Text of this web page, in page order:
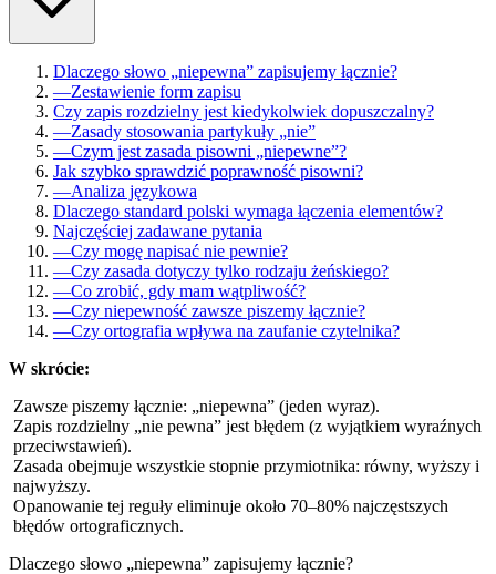
Dlaczego słowo „niepewna” zapisujemy łącznie?
—Zestawienie form zapisu
Czy zapis rozdzielny jest kiedykolwiek dopuszczalny?
—Zasady stosowania partykuły „nie”
—Czym jest zasada pisowni „niepewne”?
Jak szybko sprawdzić poprawność pisowni?
—Analiza językowa
Dlaczego standard polski wymaga łączenia elementów?
Najczęściej zadawane pytania
—Czy mogę napisać nie pewnie?
—Czy zasada dotyczy tylko rodzaju żeńskiego?
—Co zrobić, gdy mam wątpliwość?
—Czy niepewność zawsze piszemy łącznie?
—Czy ortografia wpływa na zaufanie czytelnika?
W skrócie:
Zawsze piszemy łącznie: „niepewna” (jeden wyraz).
Zapis rozdzielny „nie pewna” jest błędem (z wyjątkiem wyraźnych
przeciwstawień).
Zasada obejmuje wszystkie stopnie przymiotnika: równy, wyższy i
najwyższy.
Opanowanie tej reguły eliminuje około 70–80% najczęstszych
błędów ortograficznych.
Dlaczego słowo „niepewna” zapisujemy łącznie?